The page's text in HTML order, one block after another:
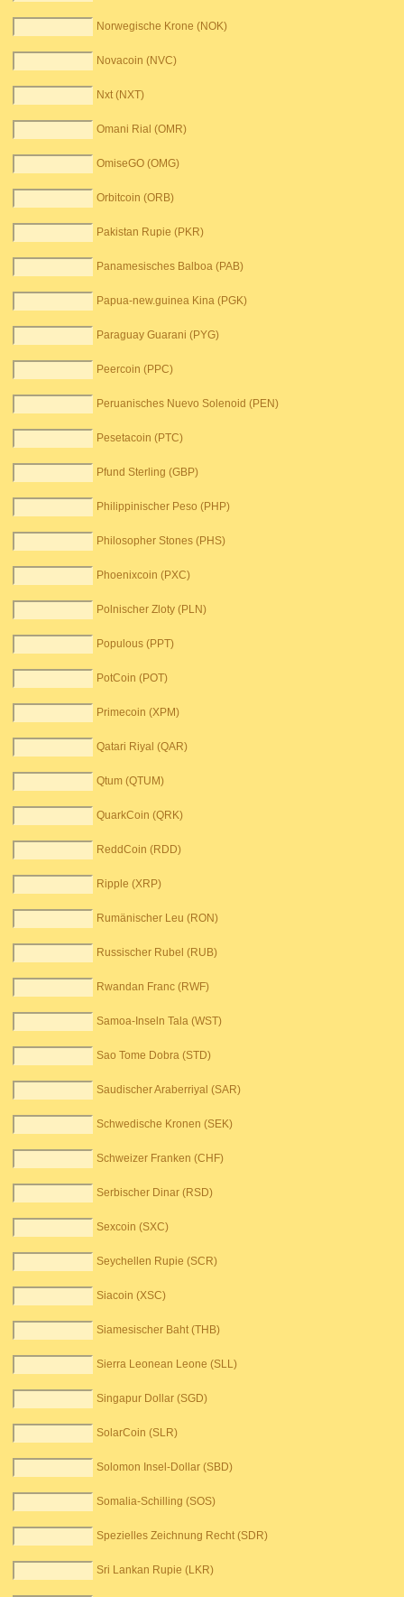
Norwegische Krone (NOK)
Novacoin (NVC)
Nxt (NXT)
Omani Rial (OMR)
OmiseGO (OMG)
Orbitcoin (ORB)
Pakistan Rupie (PKR)
Panamesisches Balboa (PAB)
Papua-new.guinea Kina (PGK)
Paraguay Guarani (PYG)
Peercoin (PPC)
Peruanisches Nuevo Solenoid (PEN)
Pesetacoin (PTC)
Pfund Sterling (GBP)
Philippinischer Peso (PHP)
Philosopher Stones (PHS)
Phoenixcoin (PXC)
Polnischer Zloty (PLN)
Populous (PPT)
PotCoin (POT)
Primecoin (XPM)
Qatari Riyal (QAR)
Qtum (QTUM)
QuarkCoin (QRK)
ReddCoin (RDD)
Ripple (XRP)
Rumänischer Leu (RON)
Russischer Rubel (RUB)
Rwandan Franc (RWF)
Samoa-Inseln Tala (WST)
Sao Tome Dobra (STD)
Saudischer Araberriyal (SAR)
Schwedische Kronen (SEK)
Schweizer Franken (CHF)
Serbischer Dinar (RSD)
Sexcoin (SXC)
Seychellen Rupie (SCR)
Siacoin (XSC)
Siamesischer Baht (THB)
Sierra Leonean Leone (SLL)
Singapur Dollar (SGD)
SolarCoin (SLR)
Solomon Insel-Dollar (SBD)
Somalia-Schilling (SOS)
Spezielles Zeichnung Recht (SDR)
Sri Lankan Rupie (LKR)